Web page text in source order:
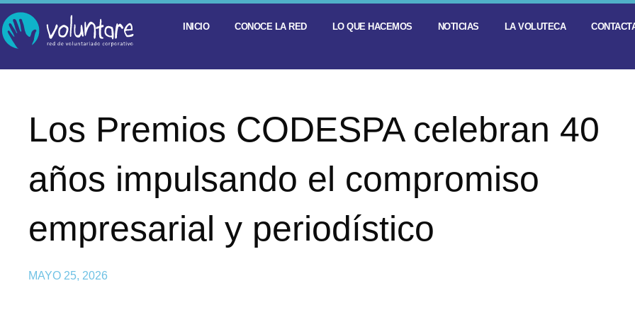
INICIO CONOCE LA RED LO QUE HACEMOS NOTICIAS LA VOLUTECA
Los Premios CODESPA celebran 40
años impulsando el compromiso
empresarial y periodístico
MAYO 25, 2026